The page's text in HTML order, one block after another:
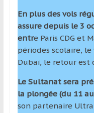
En plus des vols
assure depuis le 3
entre Paris CDG et
périodes scolaire,
Dubaï, le retour est
Le Sultanat sera
la plongée (du 11
son partenaire